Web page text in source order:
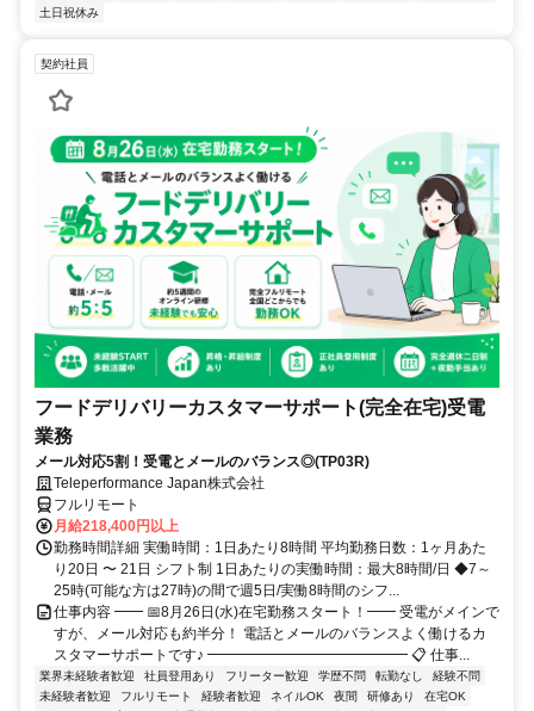
土日祝休み
契約社員
フードデリバリーカスタマーサポート(完全在宅)受電
業務
メール対応5割！受電とメールのバランス◎(TP03R)
Teleperformance Japan株式会社
フルリモート
月給218,400円以上
勤務時間詳細 実働時間：1日あたり8時間 平均勤務日数：1ヶ月あた
り20日 〜 21日 シフト制 1日あたりの実働時間：最大8時間/日 ◆7～
25時(可能な方は27時)の間で週5日/実働8時間のシフ...
仕事内容 ━━ 📅8月26日(水)在宅勤務スタート！━━ 受電がメインで
すが、メール対応も約半分！ 電話とメールのバランスよく働けるカ
スタマーサポートです♪ ━━━━━━━━━━━━━━ 📋 仕事...
業界未経験者歓迎 社員登用あり フリーター歓迎 学歴不問 転勤なし
経験不問
未経験者歓迎
フルリモート 経験者歓迎 ネイルOK 夜間 研修あり
在宅OK